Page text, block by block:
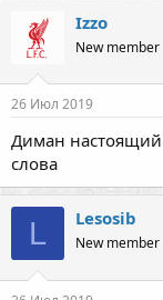
Izzo
New member
26 Июл 2019
Диман настоящий
слова
L Lesosib
New member